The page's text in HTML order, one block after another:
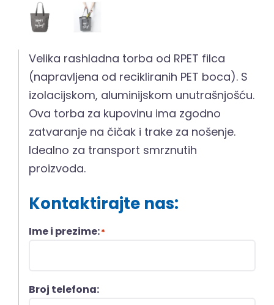
Velika rashladna torba od RPET filca
(napravljena od recikliranih PET boca). S
izolacijskom, aluminijskom unutrašnjošću.
Ova torba za kupovinu ima zgodno
zatvaranje na čičak i trake za nošenje.
Idealno za transport smrznutih
proizvoda.
Kontaktirajte nas:
Ime i prezime:*
Broj telefona: